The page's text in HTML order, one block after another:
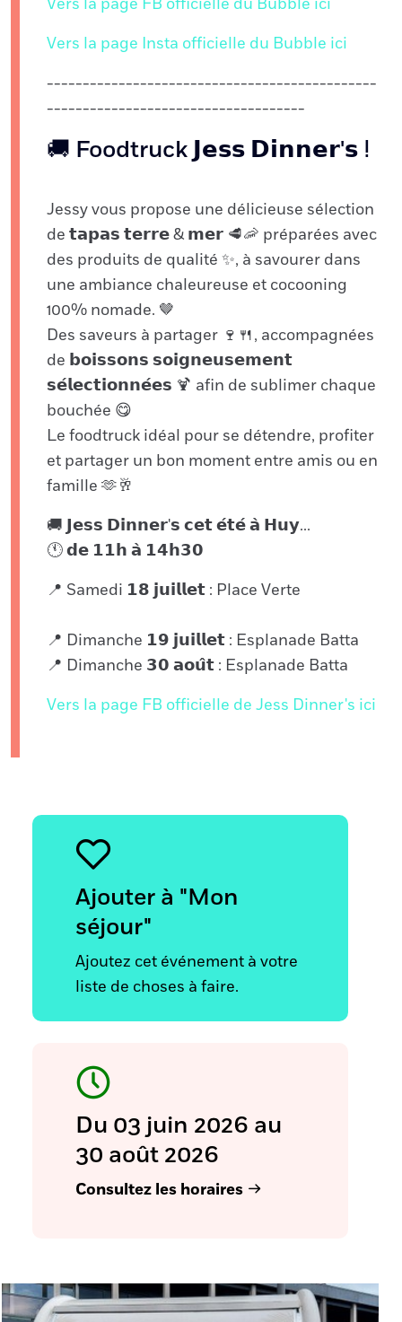
Vers la page FB officielle du Bubble ici
Vers la page Insta officielle du Bubble ici
----------------------------------------------
------------------------------------
🚚 Foodtruck 𝗝𝗲𝘀𝘀 𝗗𝗶𝗻𝗻𝗲𝗿'𝘀 ⵑ
Jessy vous propose une délicieuse sélection
de 𝘁𝗮𝗽𝗮𝘀 𝘁𝗲𝗿𝗿𝗲 & 𝗺𝗲𝗿 🥩🦐 préparées avec
des produits de qualité ✨, à savourer dans
une ambiance chaleureuse et cocooning
100% nomade. 🤎
Des saveurs à partager 🍷🍴, accompagnées
de 𝗯𝗼𝗶𝘀𝘀𝗼𝗻𝘀 𝘀𝗼𝗶𝗴𝗻𝗲𝘂𝘀𝗲𝗺𝗲𝗻𝘁
𝘀𝗲́𝗹𝗲𝗰𝘁𝗶𝗼𝗻𝗻𝗲́𝗲𝘀 🍹 afin de sublimer chaque
bouchée 😋
Le foodtruck idéal pour se détendre, profiter
et partager un bon moment entre amis ou en
famille 🫶🥂
🚚 𝗝𝗲𝘀𝘀 𝗗𝗶𝗻𝗻𝗲𝗿'𝘀 𝗰𝗲𝘁 𝗲́𝘁𝗲́ 𝗮̀ 𝗛𝘂𝘆...
🕚 𝗱𝗲 𝟭𝟭𝗵 𝗮̀ 𝟭𝟰𝗵𝟯𝟬
📍 Samedi 𝟭𝟴 𝗷𝘂𝗶𝗹𝗹𝗲𝘁 : Place Verte
📍 Dimanche 𝟭𝟵 𝗷𝘂𝗶𝗹𝗹𝗲𝘁 : Esplanade Batta
📍 Dimanche 𝟯𝟬 𝗮𝗼𝘂̂𝘁 : Esplanade Batta
Vers la page FB officielle de Jess Dinner's ici
Ajouter à "Mon
séjour"
Ajoutez cet événement à votre
liste de choses à faire.
Du 03 juin 2026 au
30 août 2026
Consultez les horaires